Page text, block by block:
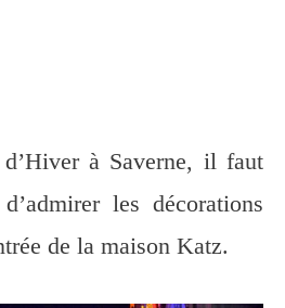
à Saverne, il faut
les décorations
de la maison Katz.